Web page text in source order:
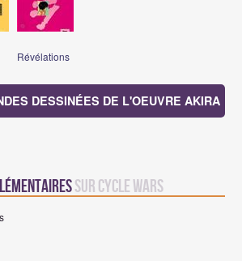
Révélations
DESSINÉES DE L'OEUVRE AKIRA
sur Cycle Wars